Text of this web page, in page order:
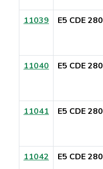
11039 E5 CDE 280
11040 E5 CDE 280
11041 E5 CDE 280
11042 E5 CDE 280